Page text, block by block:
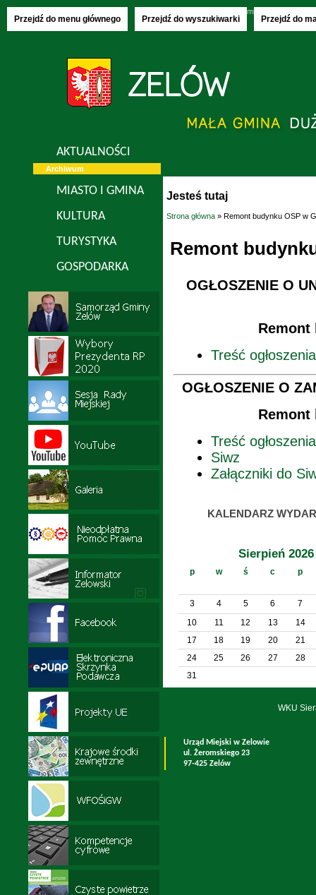
Przejdź do menu głównego Przejdź do wyszukiwarki Przejdź do
imieniny:
AKTUALNOŚCI
Archiwum
MIASTO I GMINA
KULTURA
TURYSTYKA
GOSPODARKA
Jesteś tutaj
Strona główna » Remont budynku OSP w
Remont
OGŁOSZENIE O
Remont
Treść ogłoszenia
OGŁOSZENIE O
Remont
Treść ogłoszenia
Siwz
Załączniki do
KALENDARZ
Sierpień 2026
p w ś c p
3 4 5 6
7
10
11 12 13
14
17
18 19 20
21
24
25 26 27
28
31
WKU
Urząd Miejski w Zelowie
ul. Żeromskiego 23
97-425 Zelów